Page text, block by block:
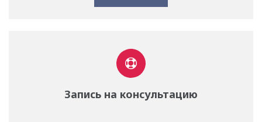
Запись на консультацию